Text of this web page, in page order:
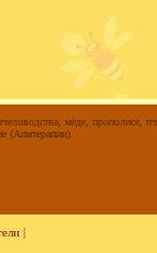
мёде, прополисе,
(Апитерапии).
|